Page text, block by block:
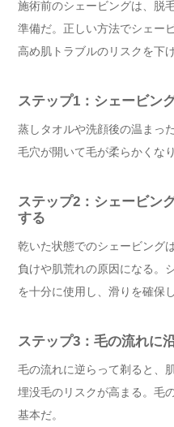
施術前のシェービングは、脱
準備だ。正しい方法でシェー
高め肌トラブルのリスクを下
ステップ1：シェービン
蒸しタオルや洗顔後の温まっ
毛穴が開いて毛が柔らかくな
ステップ2：シェービン
する
乾いた状態でのシェービング
負けや肌荒れの原因になる。
を十分に使用し、滑りを確保
ステップ3：毛の流れに
毛の流れに逆らって剃ると、
埋没毛のリスクが高まる。毛
基本だ。